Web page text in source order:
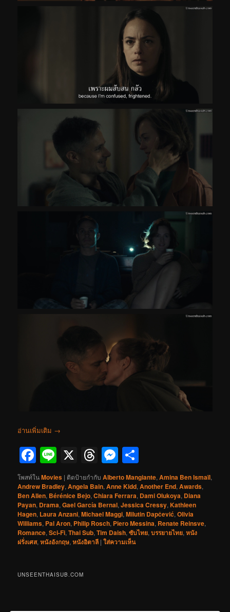
อ่านเพิ่มเติม →
Facebook
Line
X Threads
Messenger
โพสท์ในMovies | ติดป้ายกำกับ Alberto Mangiante,Amina Ben Ismaïl,
Andrew Bradley,Angela Bain,Anne Kidd,Another End,Awards,
Ben Allen, Bérénice Bejo,Chiara Ferrara, Dami Olukoya, Diana
Payan, Drama,Gael García Bernal,Jessica Cressy,Kathleen
Hagen, Laura Anzani,Michael Maggi,Milutin Dapčević,Olivia
Williams, Pal Aron, Philip Rosch, Piero Messina, Renate Reinsve,
Romance,Sci-Fi,Thai Sub,Tim Daish,ซับไทย,บรรยายไทย,หนัง
ฝรั่งเศส,หนังอังกฤษ,หนังอิตาลี |ใส่ความเห็น
UNSEENTHAISUB.COM